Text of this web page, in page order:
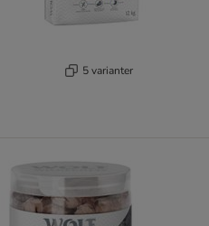
5 varianter